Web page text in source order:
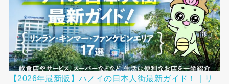
【2026年最新版】ハノイの日本人街最新ガイド！｜リ